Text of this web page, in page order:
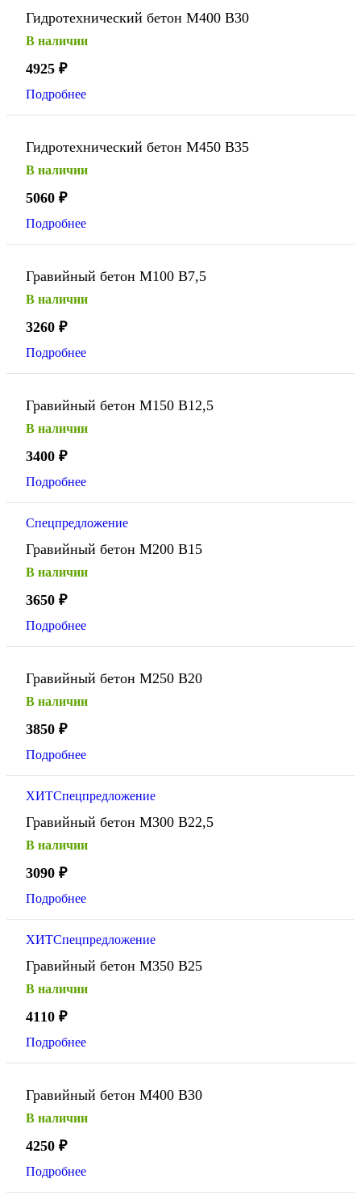
Гидротехнический бетон М400 В30
В наличии
4925 ₽
Подробнее
Гидротехнический бетон М450 В35
В наличии
5060 ₽
Подробнее
Гравийный бетон М100 В7,5
В наличии
3260 ₽
Подробнее
Гравийный бетон М150 В12,5
В наличии
3400 ₽
Подробнее
Спецпредложение
Гравийный бетон М200 В15
В наличии
3650 ₽
Подробнее
Гравийный бетон М250 В20
В наличии
3850 ₽
Подробнее
ХИТСпецпредложение
Гравийный бетон М300 В22,5
В наличии
3090 ₽
Подробнее
ХИТСпецпредложение
Гравийный бетон М350 В25
В наличии
4110 ₽
Подробнее
Гравийный бетон М400 В30
В наличии
4250 ₽
Подробнее